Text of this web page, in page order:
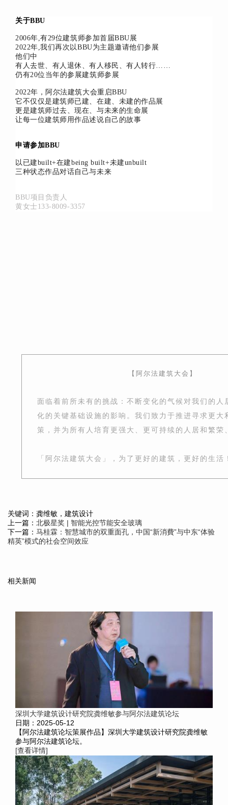
关于BBU
2006年,有29位建筑师参加首届BBU展
2022年,我们再次以BBU为主题邀请他们参展
他们中
有人去世、有人退休、有人移民、有人转行……
仍有20位当年的参展建筑师参展
2022年，阿尔法建筑大会重启BBU
它不仅仅是建筑师已建、在建、未建的作品展
更是建筑师过去、现在、与未来的生命展
让每一位建筑师用作品述说自己的故事
申请参加BBU
以已建built+在建being built+未建unbuilt
三种状态作品对话自己与未来
BBU项目负责人
黄女士133-8009-3357
【阿尔法建筑大会】
面临着前所未有的挑战：不断变化的气候对我们的人
化的关键基础设施的影响。我们致力于推进寻求更大
策，并为所有人培育更强大、更可持续的人居和繁荣
「阿尔法建筑大会」，为了更好的建筑，更好的生活
关键词：龚维敏，建筑设计
上一篇： 北极星奖 | 智能光控节能安全玻璃
下一篇： 马桂霖：智慧城市的双重面孔，中国“新消費”与中东“体验
精英”模式的社会空间效应
相关新闻
深圳大学建筑设计研究院龚维敏参与阿尔法建筑论坛
日期：2025-05-12
【阿尔法建筑论坛策展作品】深圳大学建筑设计研究院龚维敏
参与阿尔法建筑论坛。
[查看详情]